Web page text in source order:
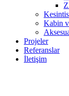
Kabin
Projeler
Referanslar
İletişim